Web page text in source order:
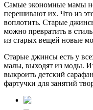
Самые экономные мамы
перешивают их. Что из
воплотить. Старые
можно превратить в
из старых вещей новые
Старые джинсы есть у
малы, выходят из моды.
выкроить детский
фартучки для занятий